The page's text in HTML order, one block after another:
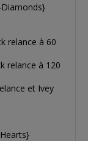
relance à 60
relance à 120
et Ivey